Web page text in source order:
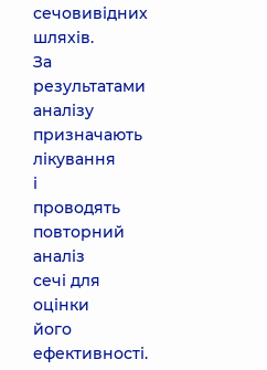
сечовивідних
шляхів.
За
результатами
аналізу
призначають
лікування
і
проводять
повторний
аналіз
сечі для
оцінки
його
ефективності.